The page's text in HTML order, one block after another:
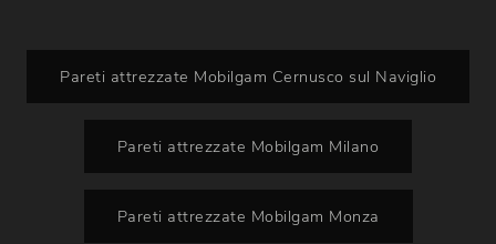
Pareti attrezzate Mobilgam Cernusco sul Naviglio
Pareti attrezzate Mobilgam Milano
Pareti attrezzate Mobilgam Monza